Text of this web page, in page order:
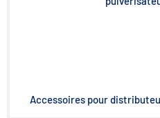
Accessoires pour